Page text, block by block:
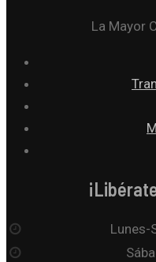
La Mayor
Lunes-